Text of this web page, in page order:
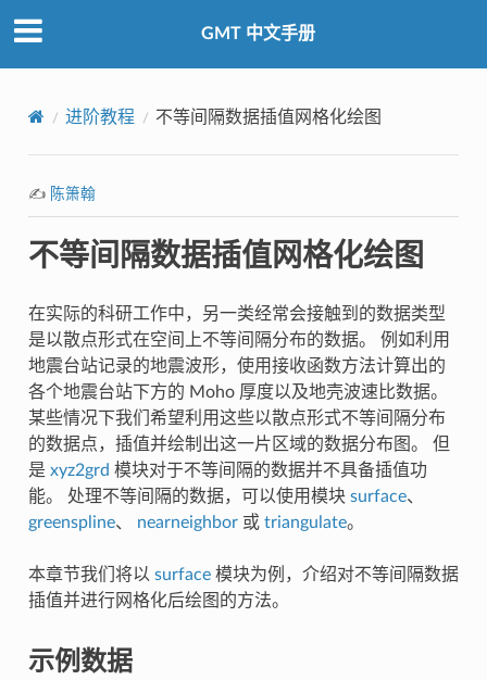
GMT 中文手册
进阶教程 不等间隔数据插值网格化绘图
✍️ 陈箫翰
不等间隔数据插值网格化绘图
在实际的科研工作中，另一类经常会接触到的数据类型
是以散点形式在空间上不等间隔分布的数据。 例如利用
地震台站记录的地震波形，使用接收函数方法计算出的
各个地震台站下方的 Moho 厚度以及地壳波速比数据。
某些情况下我们希望利用这些以散点形式不等间隔分布
的数据点，插值并绘制出这一片区域的数据分布图。 但
是 xyz2grd 模块对于不等间隔的数据并不具备插值功
能。 处理不等间隔的数据，可以使用模块 surface、
greenspline、 nearneighbor或 triangulate。
本章节我们将以 surface模块为例，介绍对不等间隔数据
插值并进行网格化后绘图的方法。
示例数据